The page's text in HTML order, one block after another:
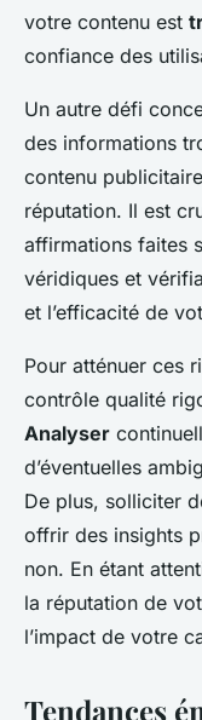
votre contenu est
confiance des
Un autre défi
des informations
contenu
réputation. Il est
affirmations faites
véridiques et
et l’efficacité de
Pour atténuer ces
contrôle qualité
Analyser
d’éventuelles
De plus, solliciter
offrir des insights
non. En étant
la réputation de
l’impact de votre
Tendances